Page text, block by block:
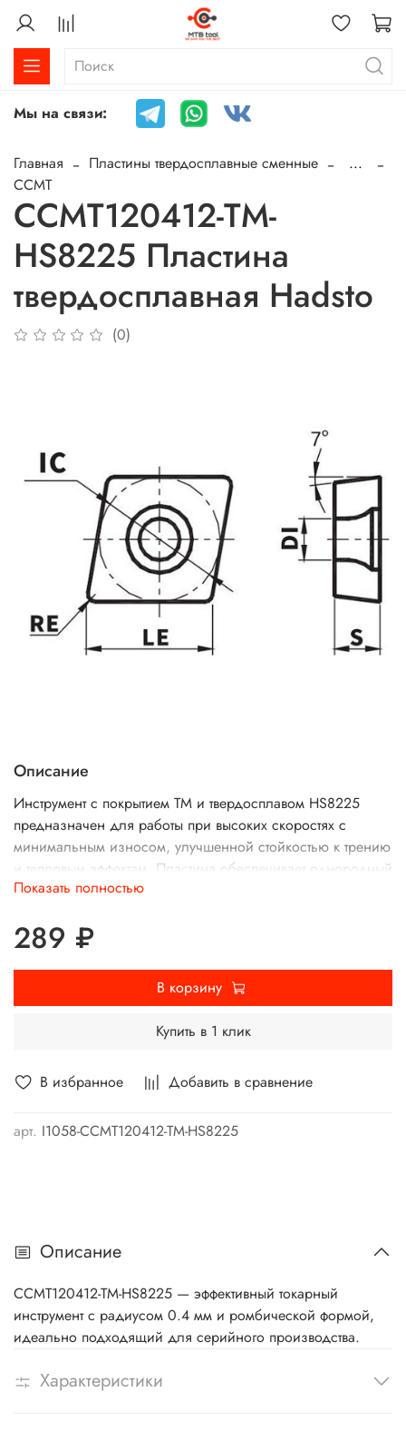
Мы на связи:
Главная Пластины твердосплавные сменные
...
CCMT
CCMT120412-TM-
HS8225 Пластина
твердосплавная Hadsto
(0)
В избранное Добавить в сравнение
арт. I1058-CCMT120412-TM-HS8225
Описание
Инструмент с покрытием TM и твердосплавом HS8225
предназначен для работы при высоких скоростях с
минимальным износом, улучшенной стойкостью к трению
и тепловым эффектам. Пластина обеспечивает однородный
и стабильный рез, что позволяет использовать ее в
высокое качество поверхности.
Показать полностью
289 ₽
В корзину
Купить в 1 клик
Описание
CCMT120412-TM-HS8225 — эффективный токарный
инструмент с радиусом 0.4 мм и ромбической формой,
идеально подходящий для серийного производства.
Характеристики